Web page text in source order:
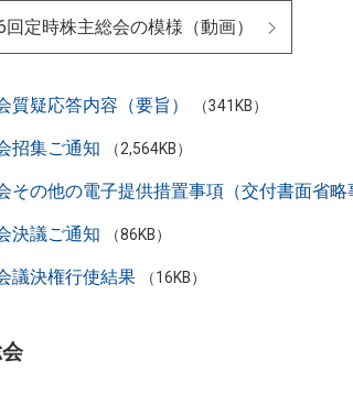
回定時株主総会の模様（動画）
質疑応答内容（要旨） （341KB）
招集ご通知 （2,564KB）
その他の電子提供措置事項（交付書面省略
決議ご通知 （86KB）
議決権行使結果 （16KB）